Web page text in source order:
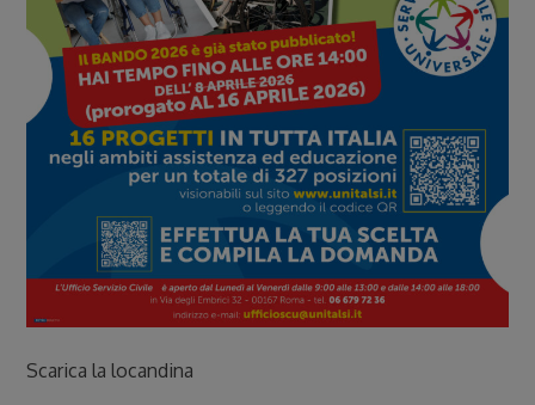
Scarica la locandina